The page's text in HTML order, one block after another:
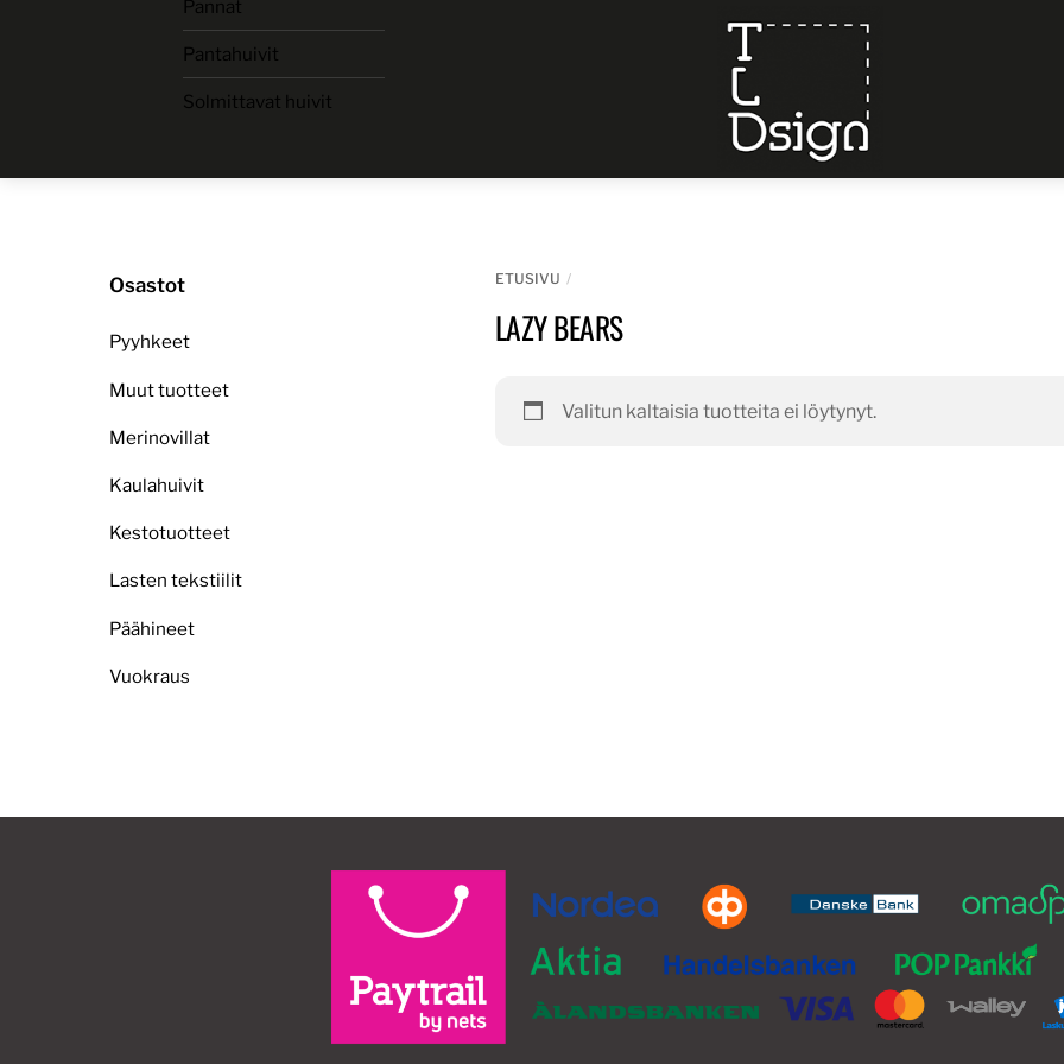
Pannat
Pantahuivit
Solmittavat huivit
ETUSIVU
LAZY BEARS
Valitun kaltaisia tuotteita ei löytynyt.
Osastot
Pyyhkeet
Muut tuotteet
Merinovillat
Kaulahuivit
Kestotuotteet
Lasten tekstiilit
Päähineet
Vuokraus